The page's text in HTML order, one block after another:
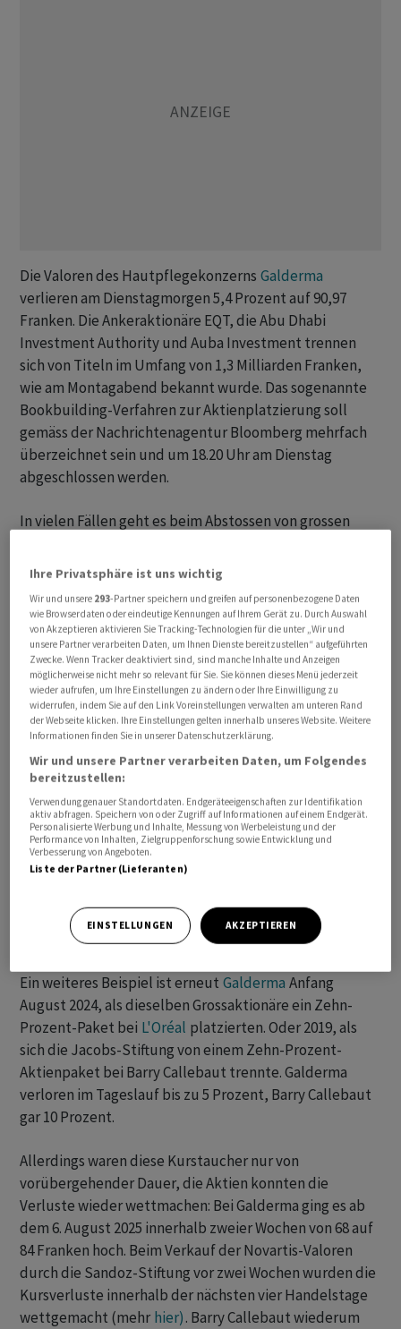
Die Valoren des Hautpflegekonzerns Galderma
verlieren am Dienstagmorgen 5,4 Prozent auf 90,97
Franken. Die Ankeraktionäre EQT, die Abu Dhabi
Investment Authority und Auba Investment trennen
sich von Titeln im Umfang von 1,3 Milliarden Franken,
wie am Montagabend bekannt wurde. Das sogenannte
Bookbuilding-Verfahren zur Aktienplatzierung soll
gemäss der Nachrichtenagentur Bloomberg mehrfach
überzeichnet sein und um 18.20 Uhr am Dienstag
abgeschlossen werden.
In vielen Fällen geht es beim Abstossen von grossen
ersten Börsenreaktion mit dem Kurs der betroffenen
sich die Sandoz-Stiftung von einemNovartis-
Aktienpaket im Wert von 2,3 Milliarden Franken
verabschiedete und die Aktie rund 3,5 Prozent an Wert
verlor.
Ein weiteres Beispiel ist erneut Galderma Anfang
August 2024, als dieselben Grossaktionäre ein Zehn-
Prozent-Paket bei L'Oréal platzierten. Oder 2019, als
sich die Jacobs-Stiftung von einem Zehn-Prozent-
Aktienpaket bei Barry Callebaut trennte. Galderma
verloren im Tageslauf bis zu 5 Prozent, Barry Callebaut
gar 10 Prozent.
Allerdings waren diese Kurstaucher nur von
vorübergehender Dauer, die Aktien konnten die
Verluste wieder wettmachen: Bei Galderma ging es ab
dem 6. August 2025 innerhalb zweier Wochen von 68 auf
84 Franken hoch. Beim Verkauf der Novartis-Valoren
durch die Sandoz-Stiftung vor zwei Wochen wurden die
Kursverluste innerhalb der nächsten vier Handelstage
wettgemacht (mehr hier). Barry Callebaut wiederum
Ihre Privatsphäre ist uns wichtig
Wir und unsere 293-Partner speichern und greifen auf personenbezogene Daten
wie Browserdaten oder eindeutige Kennungen auf Ihrem Gerät zu. Durch Auswahl
von Akzeptieren aktivieren Sie Tracking-Technologien für die unter „Wir und
unsere Partner verarbeiten Daten, um Ihnen Dienste bereitzustellen“ aufgeführten
Zwecke. Wenn Tracker deaktiviert sind, sind manche Inhalte und Anzeigen
möglicherweise nicht mehr so relevant für Sie. Sie können dieses Menü jederzeit
wieder aufrufen, um Ihre Einstellungen zu ändern oder Ihre Einwilligung zu
widerrufen, indem Sie auf den Link Voreinstellungen verwalten am unteren Rand
der Webseite klicken. Ihre Einstellungen gelten innerhalb unseres Website. Weitere
Informationen finden Sie in unserer Datenschutzerklärung.
Wir und unsere Partner verarbeiten Daten, um Folgendes
bereitzustellen:
Verwendung genauer Standortdaten. Endgeräteeigenschaften zur Identifikation
aktiv abfragen. Speichern von oder Zugriff auf Informationen auf einem Endgerät.
Personalisierte Werbung und Inhalte, Messung von Werbeleistung und der
Performance von Inhalten, Zielgruppenforschung sowie Entwicklung und
Verbesserung von Angeboten.
Liste der Partner (Lieferanten)
EINSTELLUNGEN AKZEPTIEREN